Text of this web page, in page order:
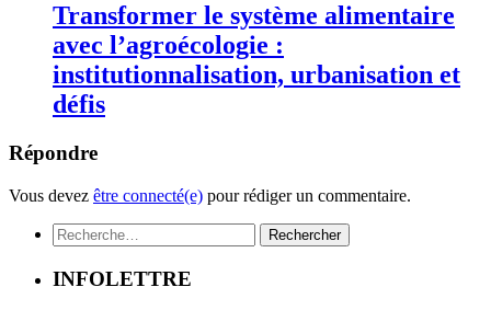
Transformer le système alimentaire
avec l’agroécologie :
institutionnalisation, urbanisation et
défis
Répondre
Vous devez être connecté(e) pour rédiger un commentaire.
Rechercher :
INFOLETTRE